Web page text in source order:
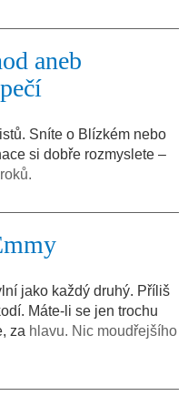
aneb
Sníte o Blízkém nebo
si dobře rozmyslete –
jako každý druhý. Příliš
Máte-li se jen trochu
za hlavu. Nic moudřejšího